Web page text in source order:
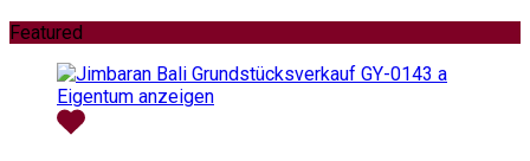
Featured
Eigentum anzeigen